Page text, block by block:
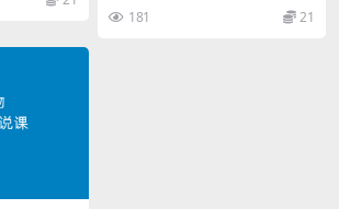
181 21